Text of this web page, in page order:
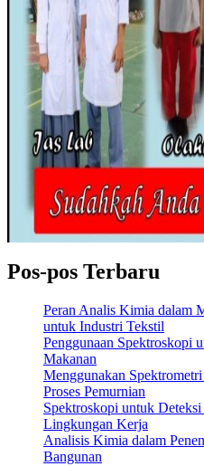
Pos-pos Terbaru
Peran Analis Kimia dalam
untuk Industri Tekstil
Penggunaan Spektroskopi
Makanan
Menggunakan
Proses Pemurnian
Spektroskopi untuk
Lingkungan Kerja
Analisis Kimia dalam
Bangunan